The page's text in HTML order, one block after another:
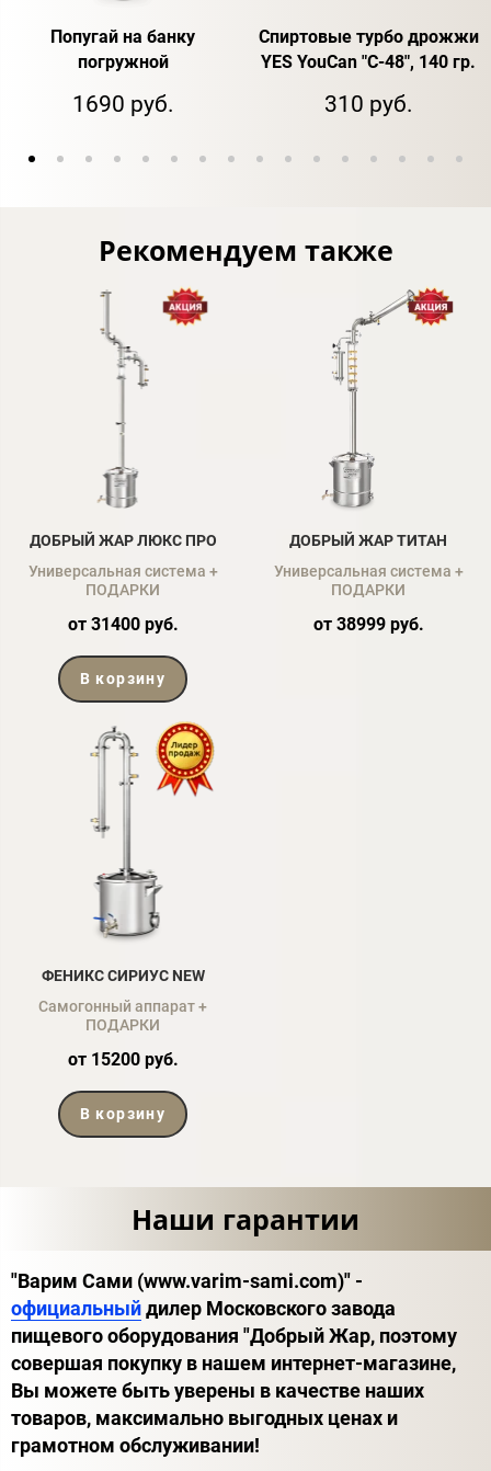
Попугай на банку
погружной
1690 руб.
Спиртовые турбо дрожжи
YES YouCan "C-48", 140 гр.
310 руб.
Рекомендуем также
ДОБРЫЙ ЖАР ЛЮКС ПРО
Универсальная система +
ПОДАРКИ
от 31400 руб.
В корзину
ДОБРЫЙ ЖАР ТИТАН
Универсальная система +
ПОДАРКИ
от 38999 руб.
ФЕНИКС СИРИУС NEW
Самогонный аппарат +
ПОДАРКИ
от 15200 руб.
В корзину
Наши гарантии
"Варим Сами (www.varim-sami.com)" -
официальныйдилер Московского завода
пищевого оборудования "Добрый Жар, поэтому
совершая покупку в нашем интернет-магазине,
Вы можете быть уверены в качестве наших
товаров, максимально выгодных ценах и
грамотном обслуживании!